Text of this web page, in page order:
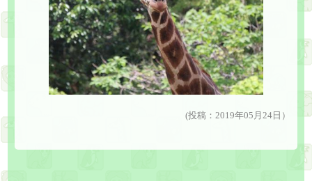
(投稿：2019年05月24日）